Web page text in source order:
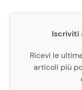
Iscriviti
Ricevi le
articoli più